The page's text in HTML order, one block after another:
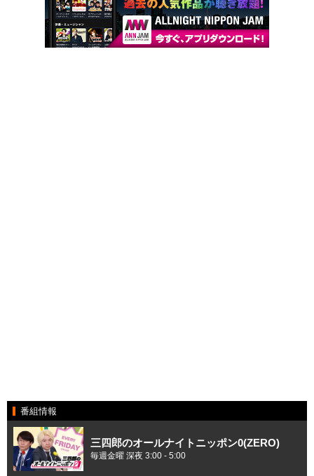
番組情報
三四郎のオールナイトニッポン0(ZERO)
毎週金曜 深夜 3:00 - 5:00